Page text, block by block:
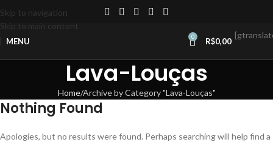
Skip to navigation
Skip to main content
MENU 0 R$0,00
Lava-Louças
Home Archive by Category "Lava-Louças"
Nothing Found
Apologies, but no results were found. Perhaps searching will help find a